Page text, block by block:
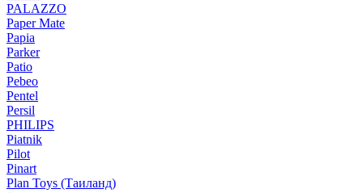
PALAZZO
Paper Mate
Papia
Parker
Patio
Pebeo
Pentel
Persil
PHILIPS
Piatnik
Pilot
Pinart
Plan Toys (Таиланд)